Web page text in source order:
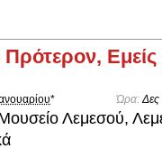
* Ώρα:Δες
Λεμεσού,